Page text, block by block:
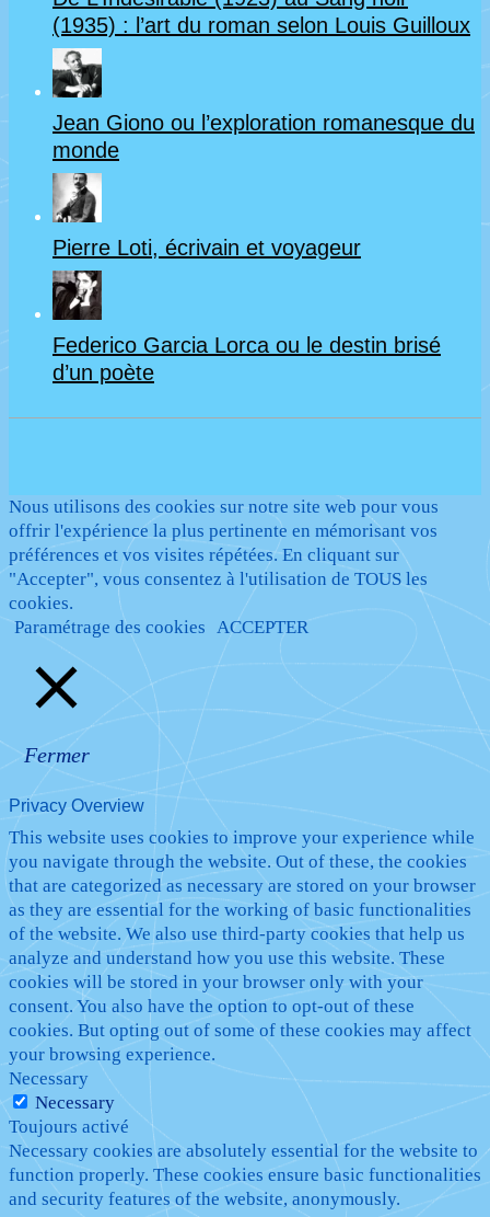
(1935) : l’art du roman selon Louis Guilloux
Jean Giono ou l’exploration romanesque du
monde
Pierre Loti, écrivain et voyageur
Federico Garcia Lorca ou le destin brisé
d’un poète
Nous utilisons des cookies sur notre site web pour vous
offrir l'expérience la plus pertinente en mémorisant vos
préférences et vos visites répétées. En cliquant sur
"Accepter", vous consentez à l'utilisation de TOUS les
cookies.
Paramétrage des cookies
ACCEPTER
Fermer
Privacy Overview
This website uses cookies to improve your experience while
you navigate through the website. Out of these, the cookies
that are categorized as necessary are stored on your browser
as they are essential for the working of basic functionalities
of the website. We also use third-party cookies that help us
analyze and understand how you use this website. These
cookies will be stored in your browser only with your
consent. You also have the option to opt-out of these
cookies. But opting out of some of these cookies may affect
your browsing experience.
Necessary
Necessary
Toujours activé
Necessary cookies are absolutely essential for the website to
function properly. These cookies ensure basic functionalities
and security features of the website, anonymously.